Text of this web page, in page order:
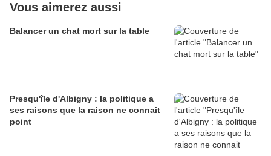
Vous aimerez aussi
Balancer un chat mort sur la table
Presqu'île d'Albigny : la politique a
ses raisons que la raison ne connait
point